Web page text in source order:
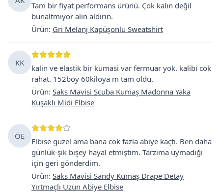
Tam bir fiyat performans ürünü. Çok kalın değil
bunaltmıyor alın aldırın.
Ürün: Gri Melanj Kapüşonlu Sweatshirt
KK
kalin ve elastik bir kumasi var fermuar yok. kalibi cok
rahat. 152boy 60kiloya m tam oldu.
Ürün: Saks Mavisi Scuba Kumaş Madonna Yaka
Kuşaklı Midi Elbise
ÖE
Elbise guzel ama bana cok fazla abiye kaçtı. Ben daha
günlük-şık bişey hayal etmiştim. Tarzima uymadığı
için geri gönderdim.
Ürün: Saks Mavisi Sandy Kumaş Drape Detay
Yırtmaçlı Uzun Abiye Elbise